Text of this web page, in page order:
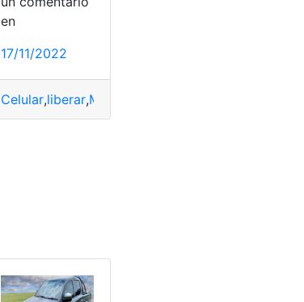
en
17/11/2022
Celular,liberar,Mexico